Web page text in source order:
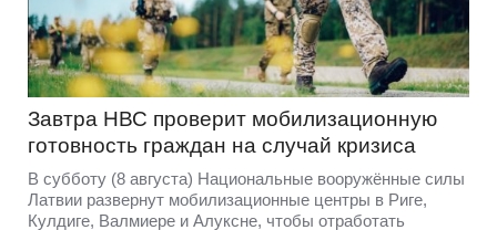
Завтра НВС проверит мобилизационную
готовность граждан на случай кризиса
В субботу (8 августа) Национальные вооружённые силы
Латвии развернут мобилизационные центры в Риге,
Кулдиге, Валмиере и Алуксне, чтобы отработать